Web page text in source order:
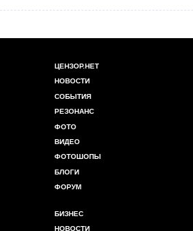
ЦЕНЗОР.НЕТ
НОВОСТИ
СОБЫТИЯ
РЕЗОНАНС
ФОТО
ВИДЕО
ФОТОШОПЫ
БЛОГИ
ФОРУМ
БИЗНЕС
НОВОСТИ